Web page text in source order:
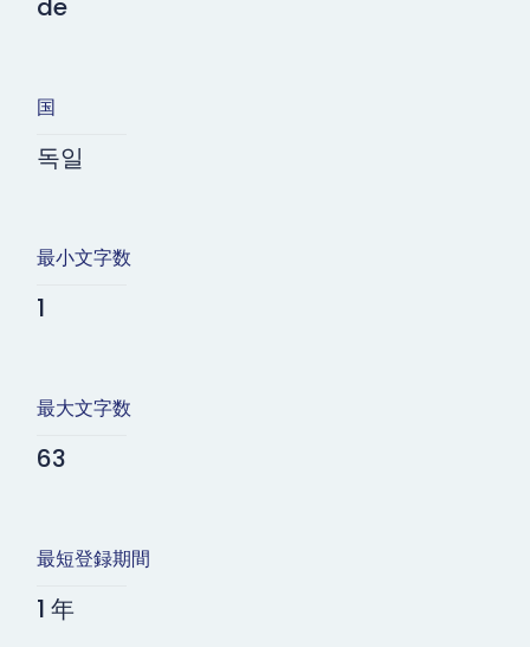
de
国
독일
最小文字数
1
最大文字数
63
最短登録期間
1 年